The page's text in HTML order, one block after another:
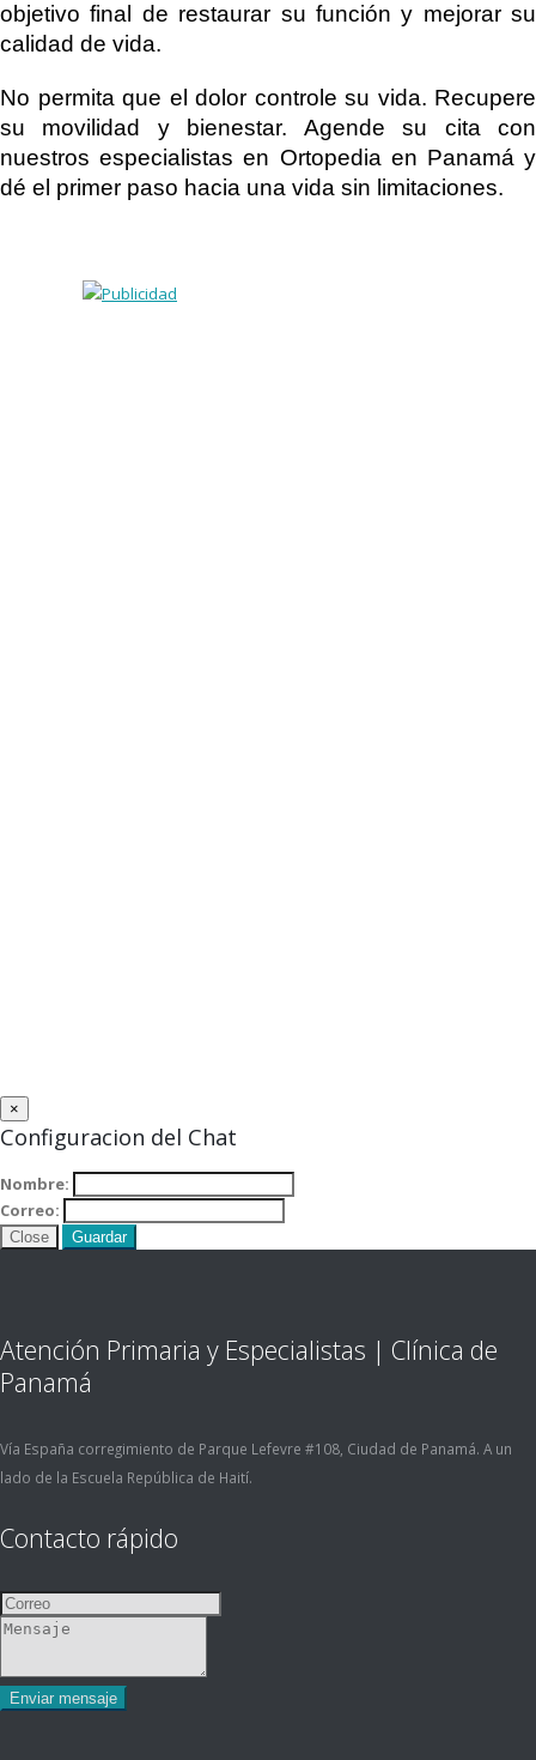
objetivo final de restaurar su función y mejorar su
calidad de vida.
No permita que el dolor controle su vida. Recupere
su movilidad y bienestar. Agende su cita con
nuestros especialistas en Ortopedia en Panamá y
dé el primer paso hacia una vida sin limitaciones.
×
Configuracion del Chat
Nombre:
Correo:
Close Guardar
Atención Primaria y Especialistas | Clínica de
Panamá
Vía España corregimiento de Parque Lefevre #108, Ciudad de Panamá. A un
lado de la Escuela República de Haití.
Contacto rápido